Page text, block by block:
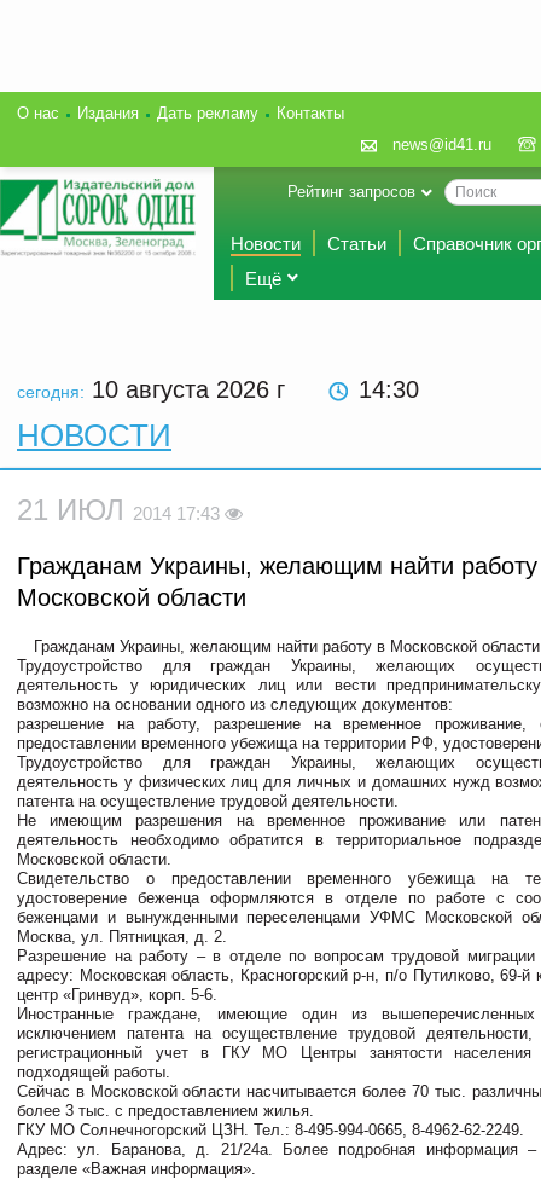
О нас Издания Дать рекламу
Контакты
news@id41.ru
Рейтинг запросов
Новости Статьи
Справочник
Ещё
сегодня: 10 августа 2026 г 14 30
НОВОСТИ
21 ИЮЛ 2014 17:43
Гражданам Украины, желающим найти
Московской области
Гражданам Украины, желающим найти работу в Московской области
Трудоустройство для граждан Украины, желающих
деятельность у юридических лиц или вести
возможно на основании одного из следующих документов:
разрешение на работу, разрешение на временное проживание,
предоставлении временного убежища на территории РФ,
Трудоустройство для граждан Украины, желающих
деятельность у физических лиц для личных и домашних нужд
патента на осуществление трудовой деятельности.
Не имеющим разрешения на временное проживание или
деятельность необходимо обратится в территориальное
Московской области.
Свидетельство о предоставлении временного убежища на
удостоверение беженца оформляются в отделе по работе с
беженцами и вынужденными переселенцами УФМС Московской
Москва, ул. Пятницкая, д. 2.
Разрешение на работу – в отделе по вопросам трудовой
адресу: Московская область, Красногорский р-н, п/о Путилково, 69-
центр «Гринвуд», корп. 5-6.
Иностранные граждане, имеющие один из
исключением патента на осуществление трудовой
регистрационный учет в ГКУ МО Центры занятости
подходящей работы.
Сейчас в Московской области насчитывается более 70 тыс.
более 3 тыс. с предоставлением жилья.
ГКУ МО Солнечногорский ЦЗН. Тел.: 8-495-994-0665, 8-4962-62-2249.
Адрес: ул. Баранова, д. 21/24а. Более подробная информация –
разделе «Важная информация».